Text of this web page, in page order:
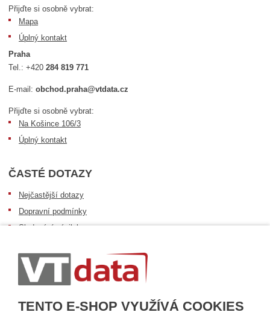
TENTO E-SHOP VYUŽÍVÁ COOKIES
Přijďte si osobně vybrat:
Mapa
Úplný kontakt
Praha
Tel.:+420284 819 771
E-mail:obchod.praha@vtdata.cz
Přijďte si osobně vybrat:
Na Košince 106/3
Úplný kontakt
ČASTÉ DOTAZY
Nejčastější dotazy
Dopravní podmínky
Sledování zásilek
Informace k dostupnosti zboží
Obecné informace